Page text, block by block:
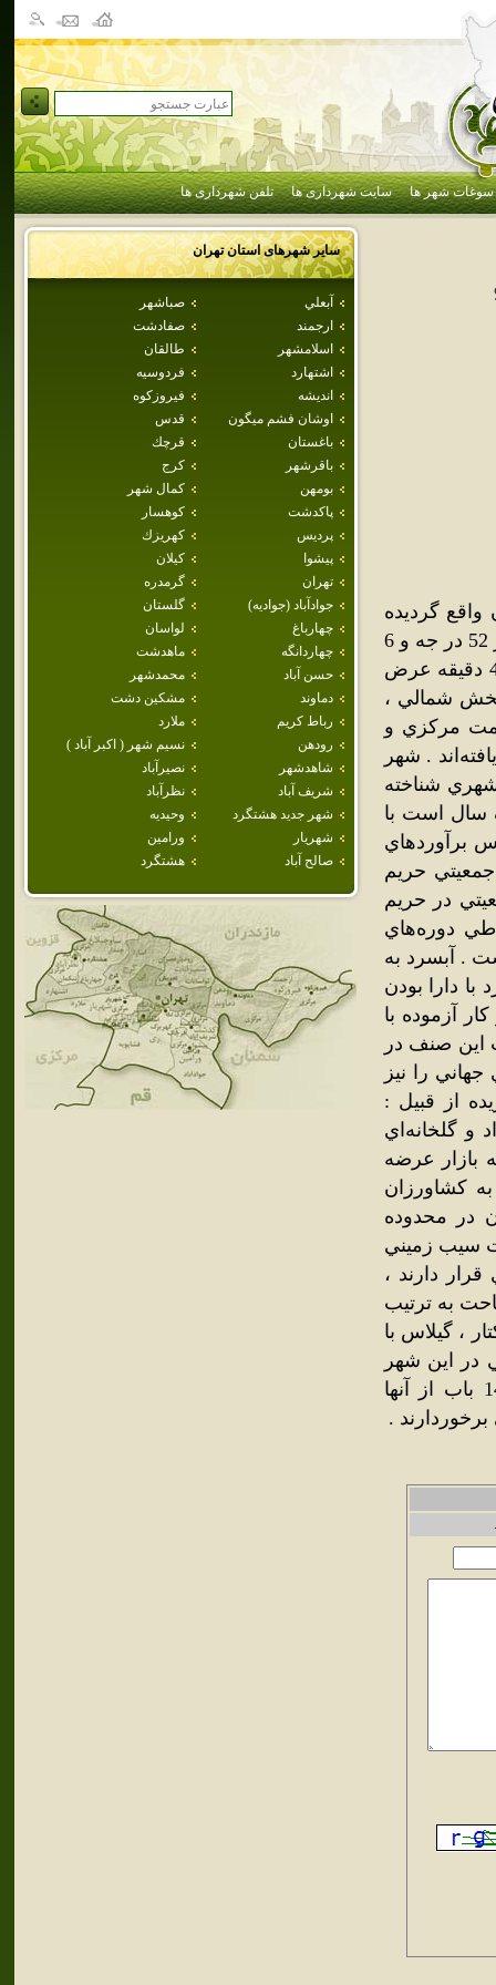
سوغات شهر ها سایت شهرداری ها تلفن شهرداری ها
سایر شهرهای استانتهران
آبعلي
صباشهر
ارجمند
صفادشت
اسلامشهر
طالقان
اشتهارد
فردوسيه
انديشه
فيروزكوه
اوشان فشم ميگون
قدس
باغستان
قرچك
باقرشهر
كرج
بومهن
كمال شهر
پاكدشت
كوهسار
پرديس
كهريزك
پيشوا
كيلان
تهران
گرمدره
جوادآباد (جواديه)
گلستان
چهارباغ
لواسان
چهاردانگه
ماهدشت
حسن آباد
محمدشهر
دماوند
مشكين دشت
رباط كريم
ملارد
رودهن
نسيم شهر ( اكبر آباد )
شاهدشهر
نصيرآباد
شريف آباد
نظرآباد
شهر جديد هشتگرد
وحيديه
شهريار
ورامين
صالح آباد
هشتگرد
گرديده
است ، اين شهر داراي حريمي به مساحت 9381 هكتار مي‌باشد كه در 52 در جه و 6
دقيقه تا 52 درجه و 35 دقيقه طول شرقي و 35 دقيقه تا35 درجه و 42 دقيقه عرض
شمالي ،
مركزي و
. شهر
شهري شناخته
سال است با
برآوردهاي
جمعيتي حريم
است . 1- نرخ رشد جمعيتي در حريم
محدوده قانوني طي دوره‌هاي
رشد آن 3/4 درصد بوده است . آبسرد به
دارا بودن
آزموده با
اين صنف در
را نيز
از قبيل :
و گلخانه‌اي
به بازار عرضه
متعلق به كشاورزان
محدوده قانوني و 524 هكتار آن در محدوده
سيب زميني
دارند ،
به ترتيب
با 43 هكتار ، زرد آلو با 19 هكتار ، هلو با 13 هكتار ، گيلاس با
فرهنگي در اين شهر
دو تپه تاريخي و بخش عمده خانه ‌هاي تاريخي كه بقاياي تعداد 14 باب از آنها